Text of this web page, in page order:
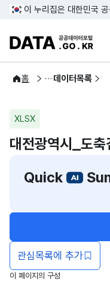
이 누리집은 대한민국
DATA.GO.KR
홈
공공데이터 데이터목록
XLSX
대전광역시_도축
Quick
관심목록에 추가
이 페이지의 구성